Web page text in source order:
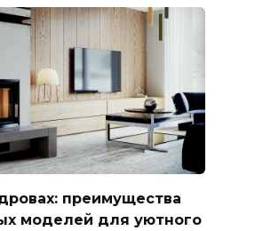
преимущества
моделей для уютного